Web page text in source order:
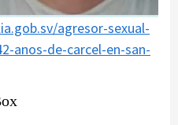
agresor-sexual-
anos-de-carcel-en-san-